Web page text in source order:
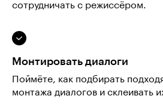
сотрудничать с режиссёром.
Монтировать диалоги
Поймёте, как подбирать
монтажа диалогов и склеивать